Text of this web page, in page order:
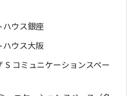
ハウス銀座
ハウス大阪
S コミュニケーションスペー